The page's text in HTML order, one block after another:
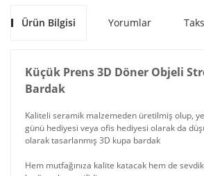
Ürün Bilgisi Yorumlar
Küçük Prens 3D Döner Objeli
Bardak
Kaliteli seramik malzemeden üretilmiş olup,
günü hediyesi veya ofis hediyesi olarak da
olarak tasarlanmış 3D kupa bardak
Hem mutfağınıza kalite katacak hem de